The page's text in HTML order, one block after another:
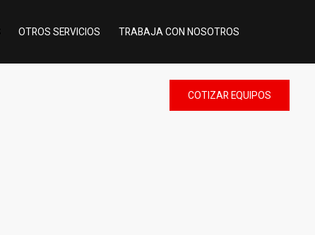
OTROS SERVICIOS TRABAJA CON NOSOTROS
COTIZAR EQUIPOS